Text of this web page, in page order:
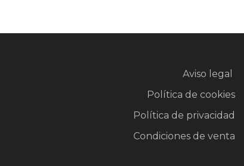
Aviso legal
Política de cookies
Política de privacidad
Condiciones de venta